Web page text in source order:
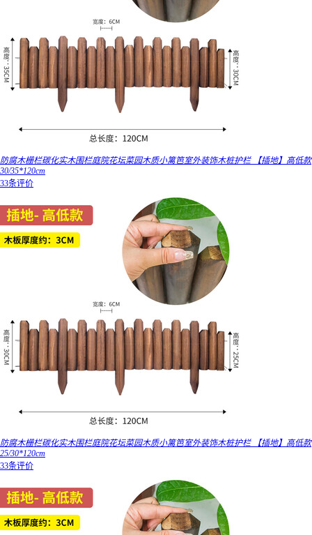
防腐木栅栏碳化实木围栏庭院花坛菜园木质小篱笆室外装饰木桩护栏 【插地】高低款
30/35*120cm
33条评价
防腐木栅栏碳化实木围栏庭院花坛菜园木质小篱笆室外装饰木桩护栏 【插地】高低款
25/30*120cm
33条评价